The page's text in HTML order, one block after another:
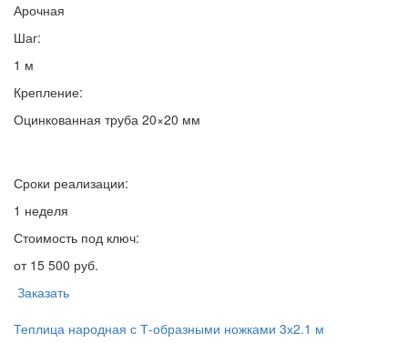
Арочная
Шаг:
1 м
Крепление:
Оцинкованная труба 20×20 мм
Сроки реализации:
1 неделя
Стоимость под ключ:
от 15 500 руб.
Заказать
Теплица народная с Т-образными ножками 3х2.1 м